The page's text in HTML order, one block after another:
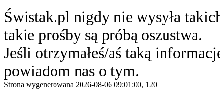
Świstak.pl nigdy nie wysyła
takie prośby są próbą oszustwa.
Jeśli otrzymałeś/aś taką
powiadom nas o tym.
Strona wygenerowana 2026-08-06 09:01:00, 120